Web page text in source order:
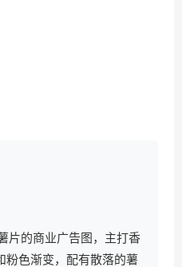
片的商业广告图，主打香
粉色渐变，配有散落的薯